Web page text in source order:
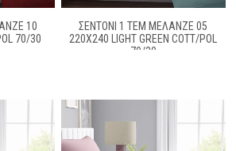
10
70/30
ΣΕΝΤΟΝΙ 1 ΤΕΜ ΜΕΛΑΝΖΈ 05
220Χ240 LIGHT GREEN COTT/POL
70/30